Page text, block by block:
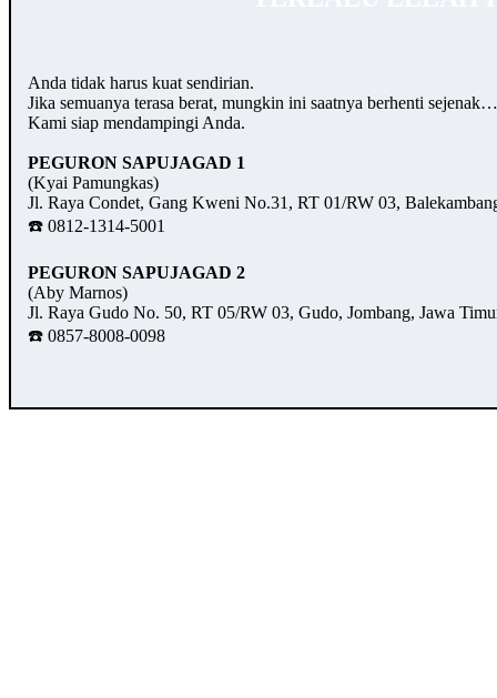
Anda tidak harus kuat sendirian.
Jika semuanya terasa berat, mungkin ini saatnya berhenti
Kami siap mendampingi Anda.
PEGURON SAPUJAGAD 1
(Kyai Pamungkas)
Jl. Raya Condet, Gang Kweni No.31, RT 01/RW 03,
☎️ 0812-1314-5001
PEGURON SAPUJAGAD 2
(Aby Marnos)
Jl. Raya Gudo No. 50, RT 05/RW 03, Gudo, Jombang, Jawa
☎️ 0857-8008-0098